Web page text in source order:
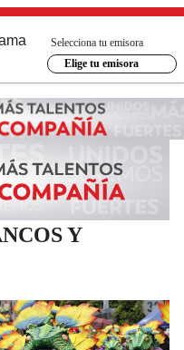
Selecciona tu emisora
Elige tu emisora
Y